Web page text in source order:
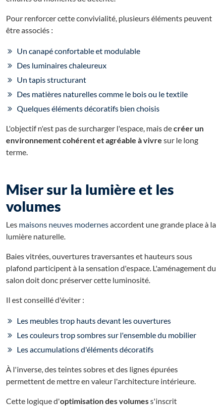
Pour renforcer cette convivialité, plusieurs éléments peuvent
être associés :
Un canapé confortable et modulable
Des luminaires chaleureux
Un tapis structurant
Des matières naturelles comme le bois ou le textile
Quelques éléments décoratifs bien choisis
L'objectif n'est pas de surcharger l'espace, mais decréer un
environnement cohérent et agréable à vivre sur le long
terme.
Miser sur la lumière et les
volumes
Les maisons neuves modernesaccordent une grande place à la
lumière naturelle.
Baies vitrées, ouvertures traversantes et hauteurs sous
plafond participent à la sensation d'espace. L'aménagement du
salon doit donc préserver cette luminosité.
Il est conseillé d'éviter :
Les meubles trop hauts devant les ouvertures
Les couleurs trop sombres sur l'ensemble du mobilier
Les accumulations d'éléments décoratifs
À l'inverse, des teintes sobres et des lignes épurées
permettent de mettre en valeur l'architecture intérieure.
Cette logique d'optimisation des volumess'inscrit